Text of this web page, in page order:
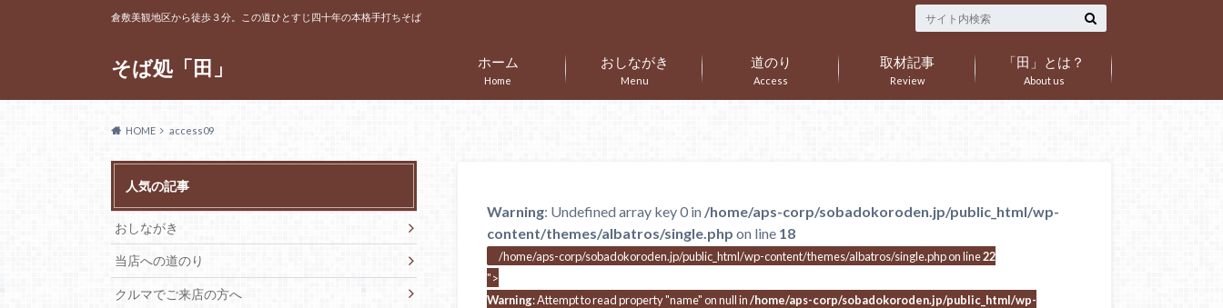
そば処「田」
倉敷美観地区から徒歩３分。この道ひとすじ四十年の本格手打ちそば
Home
ホーム
Menu
おしながき
Access
道のり
Review
取材記事
About us
「田」とは？
HOME access09
Warning: Undefined array key 0 in /home/aps-corp/sobadokoroden.jp/public_html/wp-
content/themes/albatros/single.php on line 18
/home/aps-corp/sobadokoroden.jp/public_html/wp-content/themes/albatros/single.php on line22
">
Warning: Attempt to read property "name" on null in /home/aps-corp/sobadokoroden.jp/public_html/wp-
人気の記事
おしながき
当店への道のり
クルマでご来店の方へ